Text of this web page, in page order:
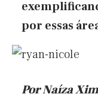
por essas
Por Naíza